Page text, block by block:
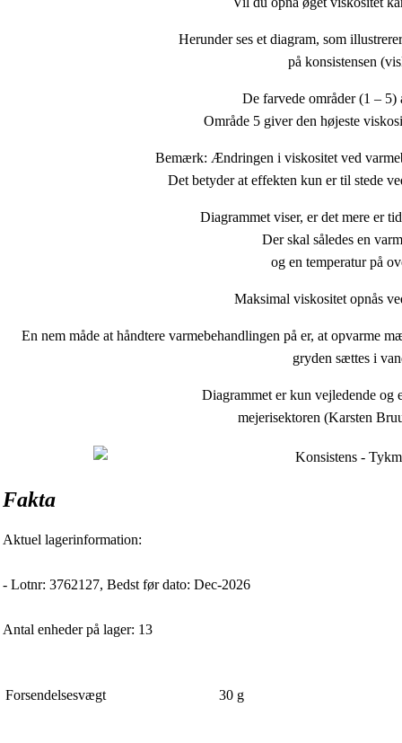
Herunder ses et diagram, som
på konsistensen
De farvede områder (1 –
Område 5 giver den højeste
Bemærk: Ændringen i viskositet ved
Det betyder at effekten kun er til stede
Diagrammet viser, er det mere er
Der skal således en
og en temperatur på
Maksimal viskositet opnås
En nem måde at håndtere varmebehandlingen på er, at opvarme
gryden sættes i
Diagrammet er kun vejledende og
mejerisektoren (Karsten
Fakta
Aktuel lagerinformation:
- Lotnr: 3762127, Bedst før dato: Dec-2026
Antal enheder på lager: 13
Forsendelsesvægt 30 g